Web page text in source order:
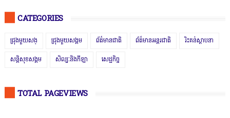
CATEGORIES
ជ្រុងមួយសង្ ជ្រុងមួយសង្គម ព័ត៌មានជាតិ ព័ត៌មានអន្តរជាតិ រិះគន់ស្ថាបនា
សន្តិសុខសង្គម សិល្បៈនិងកីឡា សេដ្ឋកិច្ច
TOTAL PAGEVIEWS